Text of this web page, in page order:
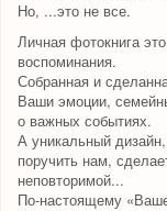
Но, ...это не все.
Личная фотокнига
воспоминания.
Собранная и
Ваши эмоции,
о важных событиях.
А уникальный
поручить нам,
неповторимой...
По-настоящему